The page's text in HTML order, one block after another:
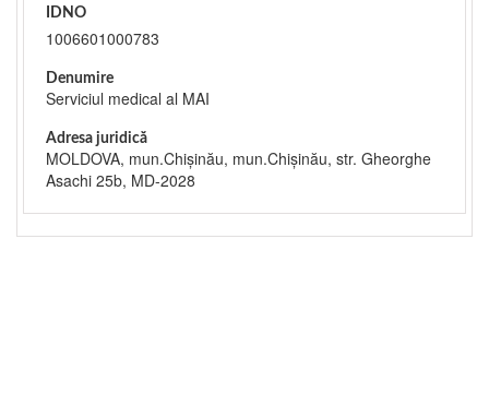
IDNO
1006601000783
Denumire
Serviciul medical al MAI
Adresa juridică
MOLDOVA, mun.Chişinău, mun.Chişinău, str. Gheorghe
Asachi 25b, MD-2028